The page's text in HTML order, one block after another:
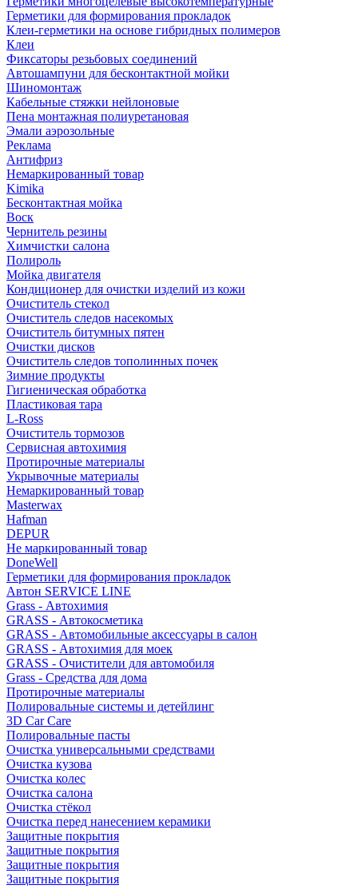
Герметики для формирования прокладок
Клеи-герметики на основе гибридных полимеров
Клеи
Фиксаторы резьбовых соединений
Автошампуни для бесконтактной мойки
Шиномонтаж
Кабельные стяжки нейлоновые
Пена монтажная полиуретановая
Эмали аэрозольные
Реклама
Антифриз
Немаркированный товар
Kimika
Бесконтактная мойка
Воск
Чернитель резины
Химчистки салона
Полироль
Мойка двигателя
Кондиционер для очистки изделий из кожи
Очиститель стекол
Очиститель следов насекомых
Очиститель битумных пятен
Очистки дисков
Очиститель следов тополинных почек
Зимние продукты
Гигиеническая обработка
Пластиковая тара
L-Ross
Очиститель тормозов
Сервисная автохимия
Протирочные материалы
Укрывочные материалы
Немаркированный товар
Masterwax
Hafman
DEPUR
Не маркированный товар
DoneWell
Герметики для формирования прокладок
Автон SERVICE LINE
Grass - Автохимия
GRASS - Автокосметика
GRASS - Автомобильные аксессуары в салон
GRASS - Автохимия для моек
GRASS - Очистители для автомобиля
Grass - Средства для дома
Протирочные материалы
Полировальные системы и детейлинг
3D Car Care
Полировальные пасты
Очистка универсальными средствами
Очистка кузова
Очистка колес
Очистка салона
Очистка стёкол
Очистка перед нанесением керамики
Защитные покрытия
Защитные покрытия
Защитные покрытия
Защитные покрытия